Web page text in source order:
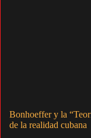
Bonhoeffer y la
de la realidad cubana